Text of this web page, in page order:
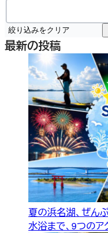
絞り込みをクリア
最新の投稿
夏の浜名湖、ぜん
水浴まで、9つのア